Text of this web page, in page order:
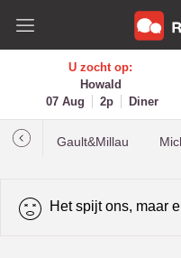
U zocht op:
Howald
07 Aug
2p Diner
Gault&Millau
Het spijt ons, maar